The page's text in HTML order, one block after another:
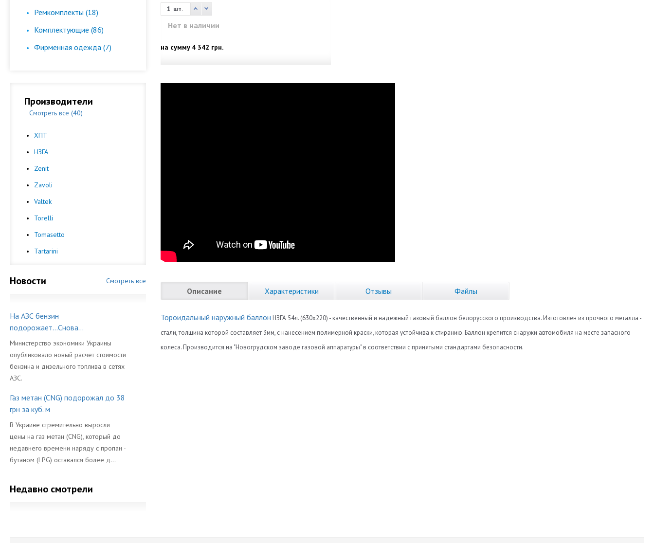
Ремкомплекты (18)
Комплектующие (86)
Фирменная одежда (7)
Производители
Смотреть все (40)
ХПТ
НЗГА
Zenit
Zavoli
Valtek
Torelli
Tomasetto
Tartarini
Новости Смотреть все
На АЗС бензин
подорожает...Снова...
Министерство экономики Украины
опубликовало новый расчет стоимости
бензина и дизельного топлива в сетях
АЗС.
Газ метан (CNG) подорожал до 38
грн за куб. м
В Украине стремительно выросли
цены на газ метан (CNG), который до
недавнего времени наряду с пропан -
бутаном (LPG) оставался более д...
Недавно смотрели
шт.
Нет в наличии
на сумму 4 342 грн.
Описание Характеристики Отзывы Файлы
Тороидальный наружный баллон НЗГА 54л. (630х220) - качественный и надежный газовый баллон белорусского производства. Изготовлен из прочного металла -
стали, толщина которой составляет 3мм, с нанесением полимерной краски, которая устойчива к стиранию. Баллон крепится снаружи автомобиля на месте запасного
колеса. Производится на "Новогрудском заводе газовой аппаратуры" в соответствии с принятыми стандартами безопасности.